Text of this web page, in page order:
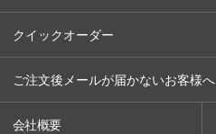
クイックオーダー
ご注文後メールが届かないお客様へ
会社概要